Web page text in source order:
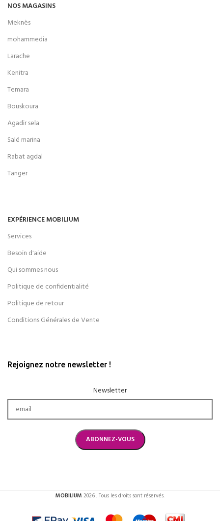
NOS MAGASINS
Meknès
mohammedia
Larache
Kenitra
Temara
Bouskoura
Agadir sela
Salé marina
Rabat agdal
Tanger
EXPÉRIENCE MOBILIUM
Services
Besoin d'aide
Qui sommes nous
Politique de confidentialité
Politique de retour
Conditions Générales de Vente
Rejoignez notre newsletter !
Newsletter
MOBILIUM 2026 . Tous les droits sont réservés.